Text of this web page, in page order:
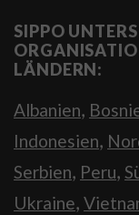
SIPPO
LÄNDERN:
Albanien,
Indonesien,
Serbien, Peru,
Ukraine,